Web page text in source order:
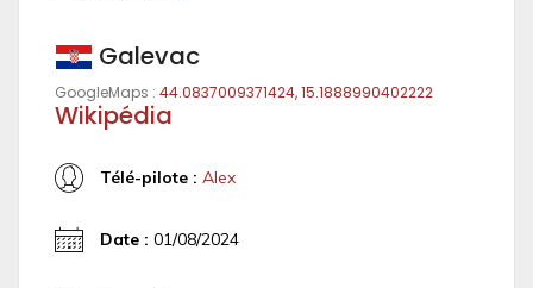
Galevac
GoogleMaps : 44.0837009371424, 15.1888990402222
Wikipédia
Télé-pilote : Alex
Date : 01/08/2024